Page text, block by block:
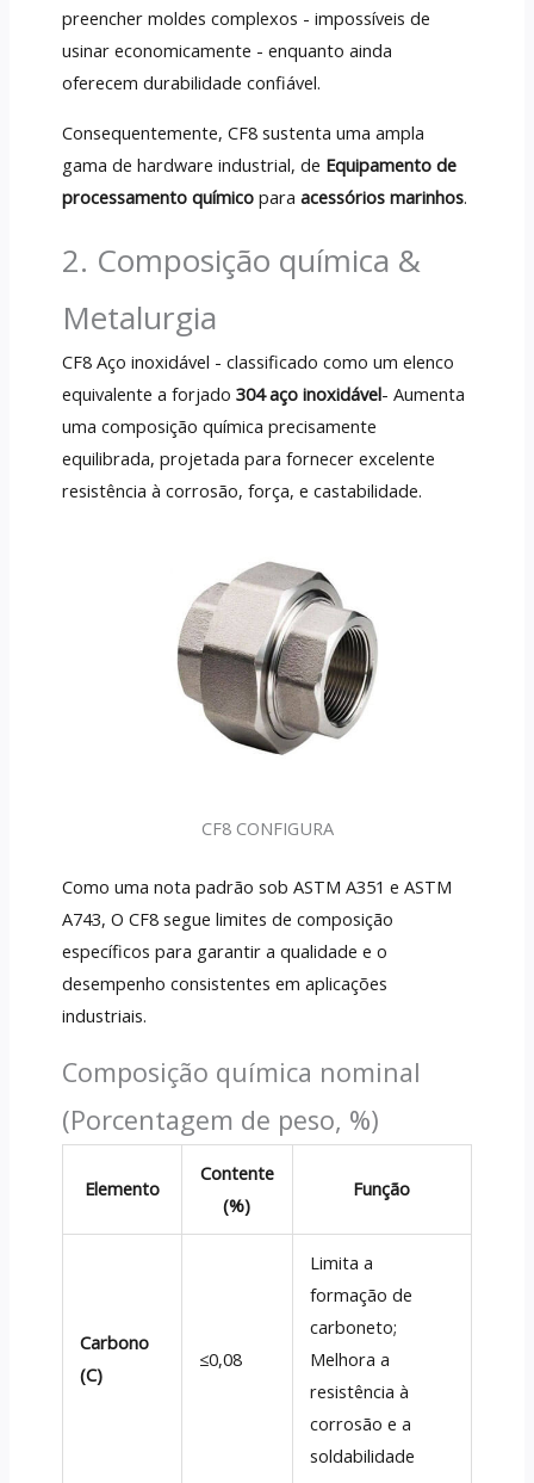
preencher moldes complexos - impossíveis de
usinar economicamente - enquanto ainda
oferecem durabilidade confiável.
Consequentemente, CF8 sustenta uma ampla
gama de hardware industrial, de Equipamento de
processamento químicopara acessórios marinhos.
2. Composição química &
Metalurgia
CF8 Aço inoxidável - classificado como um elenco
equivalente a forjado 304 aço inoxidável- Aumenta
uma composição química precisamente
equilibrada, projetada para fornecer excelente
resistência à corrosão, força, e castabilidade.
CF8 CONFIGURA
Como uma nota padrão sob ASTM A351 e ASTM
A743, O CF8 segue limites de composição
específicos para garantir a qualidade e o
desempenho consistentes em aplicações
industriais.
Composição química nominal
(Porcentagem de peso, %)
Elemento
Contente
(%)
Função
Carbono
(C)
≤0,08
Limita a
formação de
carboneto;
Melhora a
resistência à
corrosão e a
soldabilidade